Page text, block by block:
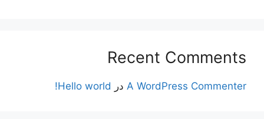
Recent Comments
A WordPress Commenter در Hello world!